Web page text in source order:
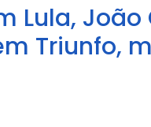
Lula, João
Triunfo,